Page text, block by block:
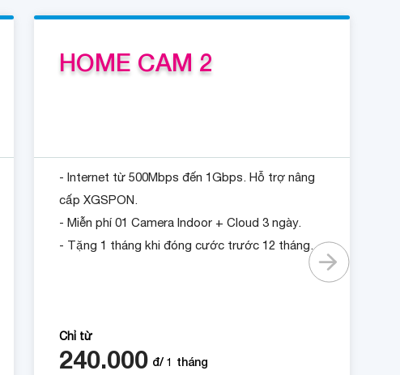
HOME CAM 2
- Internet từ 500Mbps đến 1Gbps. Hỗ trợ nâng
cấp XGSPON.
- Miễn phí 01 Camera Indoor + Cloud 3 ngày.
- Tặng 1 tháng khi đóng cước trước 12 tháng.
Chỉ từ
240.000 đ/1 tháng